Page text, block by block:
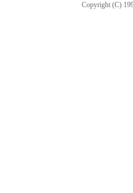
Copyright (C)